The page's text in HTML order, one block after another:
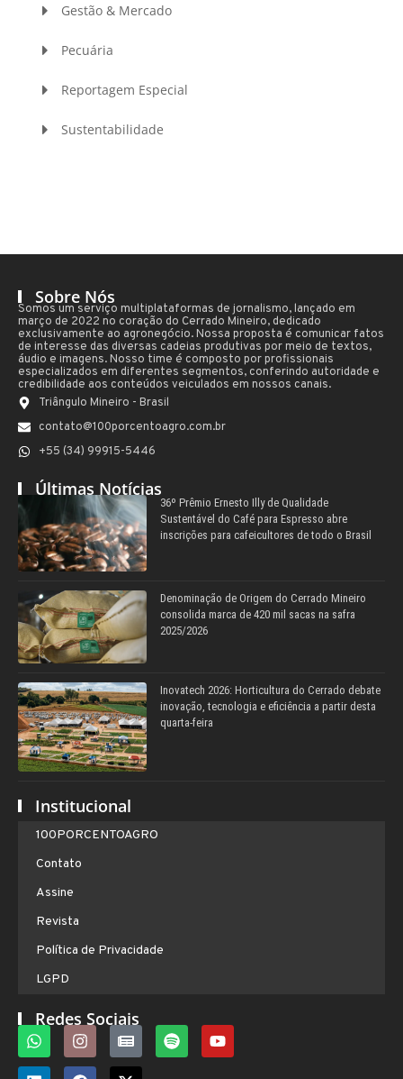
Gestão & Mercado
Pecuária
Reportagem Especial
Sustentabilidade
Sobre Nós
Somos um serviço multiplataformas de jornalismo, lançado em
março de 2022 no coração do Cerrado Mineiro, dedicado
exclusivamente ao agronegócio. Nossa proposta é comunicar fatos
de interesse das diversas cadeias produtivas por meio de textos,
áudio e imagens. Nosso time é composto por profissionais
especializados em diferentes segmentos, conferindo autoridade e
credibilidade aos conteúdos veiculados em nossos canais.
Triângulo Mineiro - Brasil
contato@100porcentoagro.com.br
+55 (34) 99915-5446
Últimas Notícias
36º Prêmio Ernesto Illy de Qualidade
Sustentável do Café para Espresso abre
inscrições para cafeicultores de todo o Brasil
Denominação de Origem do Cerrado Mineiro
consolida marca de 420 mil sacas na safra
2025/2026
Inovatech 2026: Horticultura do Cerrado debate
inovação, tecnologia e eficiência a partir desta
quarta-feira
Institucional
100PORCENTOAGRO
Contato
Assine
Revista
Política de Privacidade
LGPD
Redes Sociais